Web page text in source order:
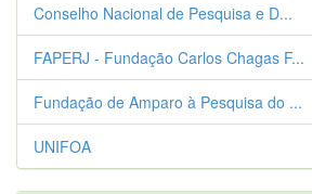
Conselho Nacional de Pesquisa e D...
FAPERJ - Fundação Carlos Chagas F...
Fundação de Amparo à Pesquisa do ...
UNIFOA